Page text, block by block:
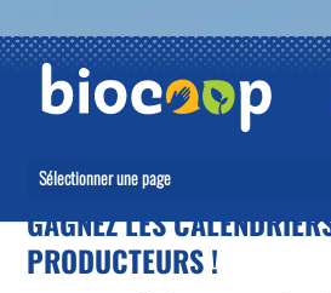
Sélectionner une page
GAGNEZ LES
PRODUCTEURS !